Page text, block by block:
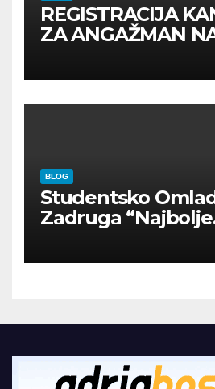
REGISTRACIJA
ZA ANGAŽMAN
BLOG
Studentsko
Zadruga “Najbolje